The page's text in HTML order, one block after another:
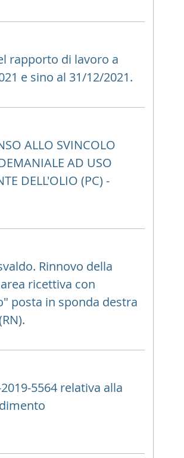
rapporto di lavoro a
e sino al 31/12/2021.
ALLO SVINCOLO
AD USO
DELL'OLIO (PC) -
Rinnovo della
ricettiva con
posta in sponda destra
5564 relativa alla